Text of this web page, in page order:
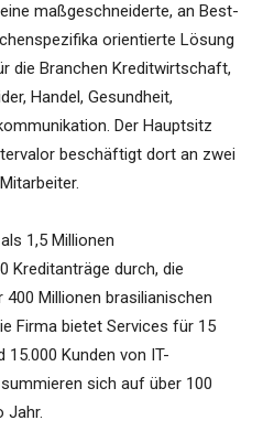
maßgeschneiderte, an Best-
orientierte Lösung
die Branchen Kreditwirtschaft,
Handel, Gesundheit,
Der Hauptsitz
beschäftigt dort an zwei
1,5 Millionen
Kreditanträge durch, die
Millionen brasilianischen
Firma bietet Services für 15
15.000 Kunden von IT-
sich auf über 100
Jahr.